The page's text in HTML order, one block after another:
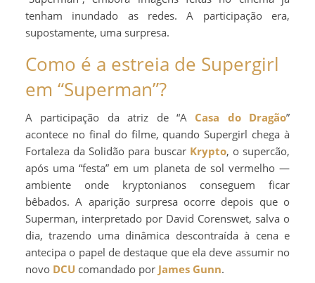
tenham inundado as redes. A participação era,
supostamente, uma surpresa.
Como é a estreia de Supergirl
em “Superman”?
A participação da atriz de “A Casa do Dragão”
acontece no final do filme, quando Supergirl chega à
Fortaleza da Solidão para buscar Krypto, o supercão,
após uma “festa” em um planeta de sol vermelho —
ambiente onde kryptonianos conseguem ficar
bêbados. A aparição surpresa ocorre depois que o
Superman, interpretado por David Corenswet, salva o
dia, trazendo uma dinâmica descontraída à cena e
antecipa o papel de destaque que ela deve assumir no
novo DCU comandado por James Gunn.